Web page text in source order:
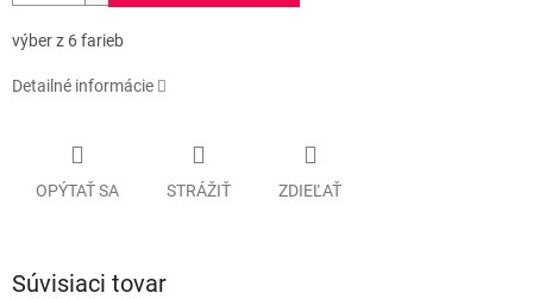
výber z 6 farieb
Detailné informácie
OPÝTAŤ SA STRÁŽIŤ ZDIEĽAŤ
Súvisiaci tovar